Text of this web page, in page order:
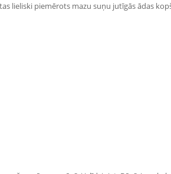
lieliski piemērots mazu suņu jutīgās ādas